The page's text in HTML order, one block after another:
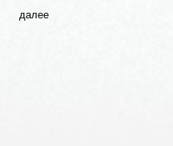
далее